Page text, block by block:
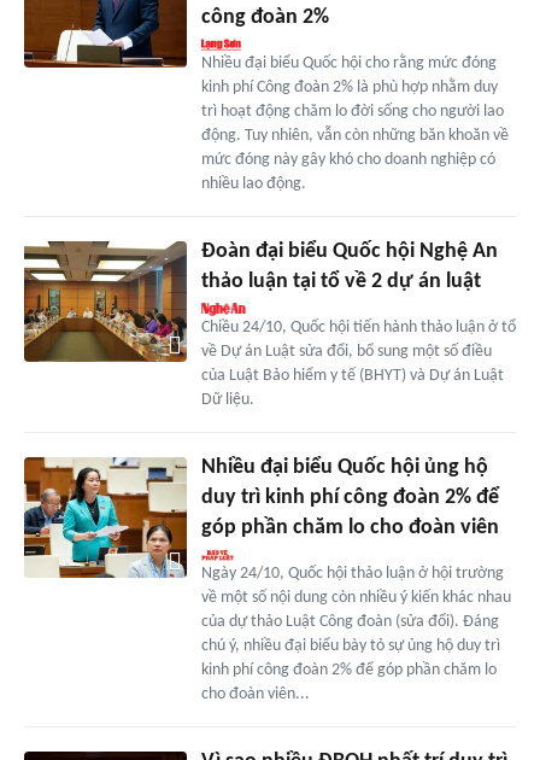
công đoàn 2%
Nhiều đại biểu Quốc hội cho rằng mức đóng
kinh phí Công đoàn 2% là phù hợp nhằm duy
trì hoạt động chăm lo đời sống cho người lao
động. Tuy nhiên, vẫn còn những băn khoăn về
mức đóng này gây khó cho doanh nghiệp có
nhiều lao động.
Đoàn đại biểu Quốc hội Nghệ An
thảo luận tại tổ về 2 dự án luật
Chiều 24/10, Quốc hội tiến hành thảo luận ở tổ
về Dự án Luật sửa đổi, bổ sung một số điều
của Luật Bảo hiểm y tế (BHYT) và Dự án Luật
Dữ liệu.
Nhiều đại biểu Quốc hội ủng hộ
duy trì kinh phí công đoàn 2% để
góp phần chăm lo cho đoàn viên
Ngày 24/10, Quốc hội thảo luận ở hội trường
về một số nội dung còn nhiều ý kiến khác nhau
của dự thảo Luật Công đoàn (sửa đổi). Đáng
chú ý, nhiều đại biểu bày tỏ sự ủng hộ duy trì
kinh phí công đoàn 2% để góp phần chăm lo
cho đoàn viên...